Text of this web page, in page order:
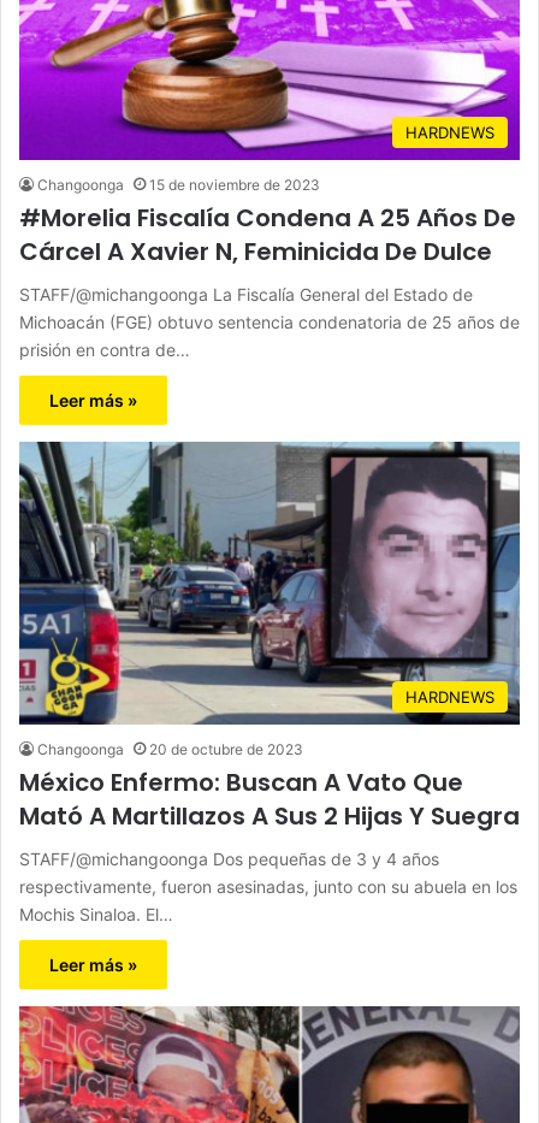
HARDNEWS
Changoonga 15 de noviembre de 2023
#Morelia Fiscalía Condena A 25 Años De
Cárcel A Xavier N, Feminicida De Dulce
STAFF/@michangoonga La Fiscalía General del Estado de
Michoacán (FGE) obtuvo sentencia condenatoria de 25 años de
prisión en contra de…
Leer más »
HARDNEWS
Changoonga 20 de octubre de 2023
México Enfermo: Buscan A Vato Que
Mató A Martillazos A Sus 2 Hijas Y Suegra
STAFF/@michangoonga Dos pequeñas de 3 y 4 años
respectivamente, fueron asesinadas, junto con su abuela en los
Mochis Sinaloa. El…
Leer más »